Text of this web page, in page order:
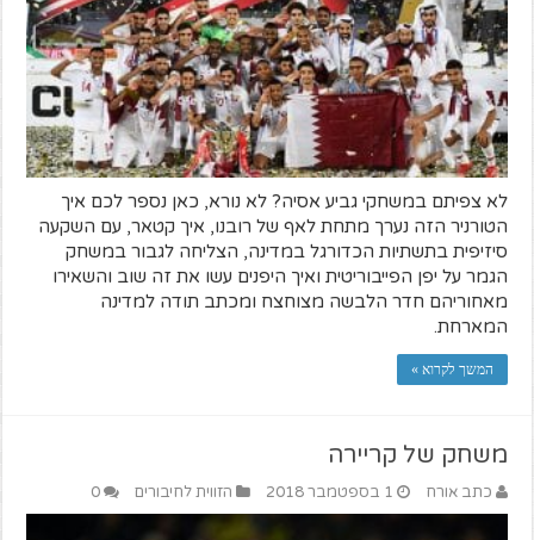
לא צפיתם במשחקי גביע אסיה? לא נורא, כאן נספר לכם איך
הטורניר הזה נערך מתחת לאף של רובנו, איך קטאר, עם השקעה
סיזיפית בתשתיות הכדורגל במדינה, הצליחה לגבור במשחק
הגמר על יפן הפייבוריטית ואיך היפנים עשו את זה שוב והשאירו
מאחוריהם חדר הלבשה מצוחצח ומכתב תודה למדינה
המארחת.
המשך לקרוא »
משחק של קריירה
כתב אורח 1 בספטמבר 2018 הזווית לחיבורים 0